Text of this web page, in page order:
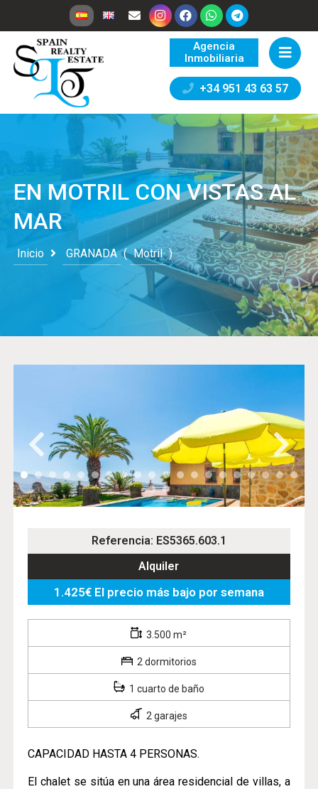
+34 951 43 63 57
Agencia
Inmobiliaria
EN MOTRIL CON VISTAS AL
MAR
Inicio GRANADA ( Motril )
Referencia: ES5365.603.1
Alquiler
1.425€ El precio más bajo por semana
3.500 m²
2 dormitorios
1 cuarto de baño
2 garajes
CAPACIDAD HASTA 4 PERSONAS.
El chalet se sitúa en una área residencial de villas, a